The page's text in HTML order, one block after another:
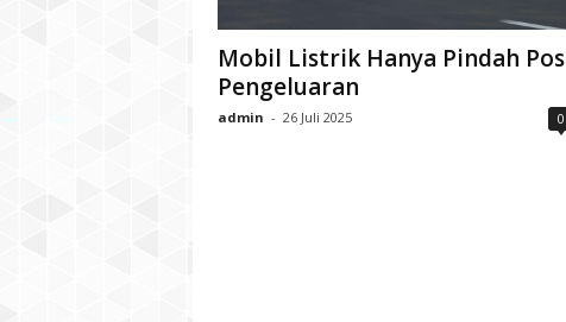
Mobil Listrik Hanya Pindah Pos
Pengeluaran
admin - 26 Juli 2025 0